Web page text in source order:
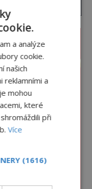
a analýze
cookie.
našich
reklamními a
mohou
které
při
Více
(1616)